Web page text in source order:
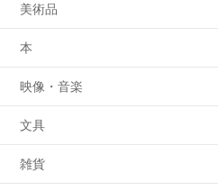
美術品
本
映像・音楽
文具
雑貨